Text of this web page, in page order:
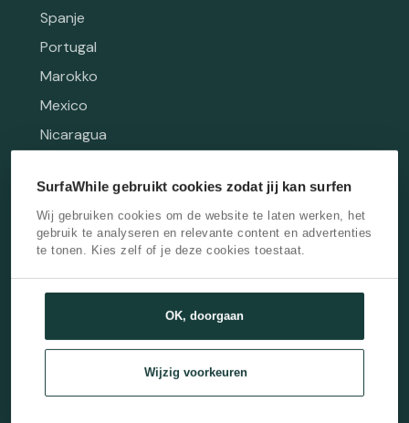
SurfaWhile gebruikt cookies zodat jij kan surfen
Wij gebruiken cookies om de website te laten werken, het
gebruik te analyseren en relevante content en advertenties
te tonen. Kies zelf of je deze cookies toestaat.
OK, doorgaan
Wijzig voorkeuren
Spanje
Portugal
Marokko
Mexico
Nicaragua
Ecuador
Sri Lanka
Indonesië
SURFVAKANTIES PER BESTEMMING
Mimizan, Frankrijk
Biarritz, Frankrijk
San Sebastian, Spanje